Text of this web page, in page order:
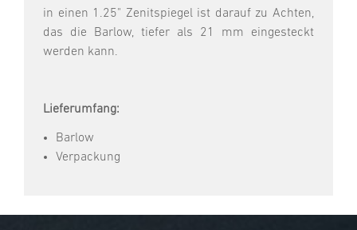
in einen 1.25" Zenitspiegel ist darauf zu Achten,
das die Barlow, tiefer als 21 mm eingesteckt
werden kann.
Lieferumfang:
Barlow
Verpackung